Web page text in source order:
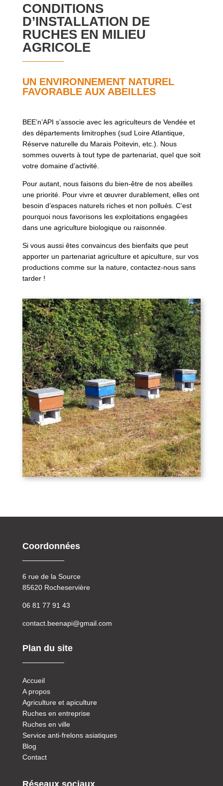
CONDITIONS
D’INSTALLATION DE
RUCHES EN MILIEU
AGRICOLE
UN ENVIRONNEMENT NATUREL
FAVORABLE AUX ABEILLES
BEE’n’API s’associe avec les agriculteurs de Vendée et
des départements limitrophes (sud Loire Atlantique,
Réserve naturelle du Marais Poitevin, etc.). Nous
sommes ouverts à tout type de partenariat, quel que soit
votre domaine d’activité.
Pour autant, nous faisons du bien-être de nos abeilles
une priorité. Pour vivre et œuvrer durablement, elles ont
besoin d’espaces naturels riches et non pollués. C’est
pourquoi nous favorisons les exploitations engagées
dans une agriculture biologique ou raisonnée.
Si vous aussi êtes convaincus des bienfaits que peut
apporter un partenariat agriculture et apiculture, sur vos
productions comme sur la nature, contactez-nous sans
tarder !
Coordonnées
6 rue de la Source
​85620 Rocheservière
06 81 77 91 43
contact.beenapi@gmail.com
Plan du site
Accueil
A propos
Agriculture et apiculture
Ruches en entreprise
Ruches en ville
Service anti-frelons asiatiques
Blog
Contact